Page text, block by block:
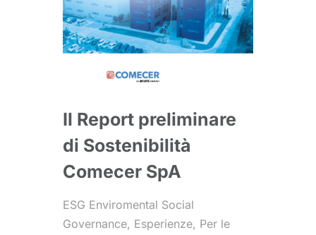
Il Report preliminare
di Sostenibilità
Comecer SpA
ESG Enviromental Social
Governance, Esperienze, Per le